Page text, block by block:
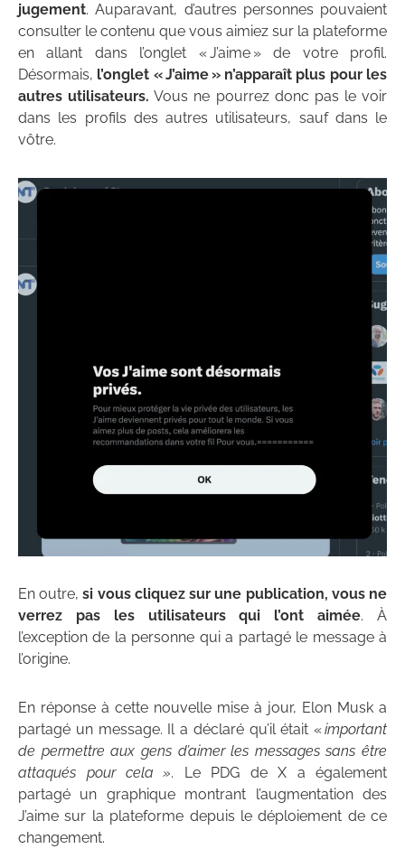
jugement. Auparavant, d’autres personnes pouvaient
consulter le contenu que vous aimiez sur la plateforme
en allant dans l’onglet « J’aime » de votre profil.
Désormais, l’onglet « J’aime » n’apparaît plus pour les
autres utilisateurs. Vous ne pourrez donc pas le voir
dans les profils des autres utilisateurs, sauf dans le
vôtre.
En outre,si vous cliquez sur une publication, vous ne
verrez pas les utilisateurs qui l’ont aimée. À
l’exception de la personne qui a partagé le message à
l’origine.
En réponse à cette nouvelle mise à jour, Elon Musk a
partagé un message. Il a déclaré qu’il était «important
de permettre aux gens d’aimer les messages sans être
attaqués pour cela ». Le PDG de X a également
partagé un graphique montrant l’augmentation des
J’aime sur la plateforme depuis le déploiement de ce
changement.